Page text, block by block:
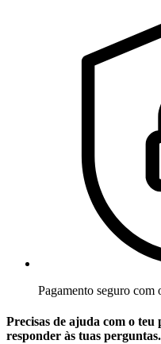
Pagamento seguro com
Precisas de ajuda com o
responder às tuas perguntas.